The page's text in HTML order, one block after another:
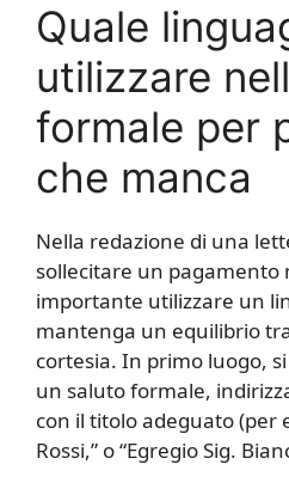
Quale
utilizzare
formale per
che manca
Nella redazione di una
sollecitare un pagamento
importante utilizzare un
mantenga un equilibrio
cortesia. In primo luogo,
un saluto formale,
con il titolo adeguato (per
Rossi,” o “Egregio Sig.